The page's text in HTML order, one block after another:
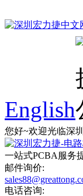
English
您好~欢迎光临深
一站式PCBA 服务
邮件询价:
电话咨询: